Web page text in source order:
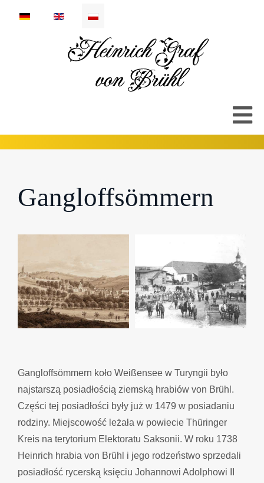
Gangloffsömmern
Gangloffsömmern koło Weißensee w Turyngii było
najstarszą posiadłością ziemską hrabiów von Brühl.
Części tej posiadłości były już w 1479 w posiadaniu
rodziny. Miejscowość leżała w powiecie Thüringer
Kreis na terytorium Elektoratu Saksonii. W roku 1738
Heinrich hrabia von Brühl i jego rodzeństwo sprzedali
posiadłość rycerską księciu Johannowi Adolphowi II